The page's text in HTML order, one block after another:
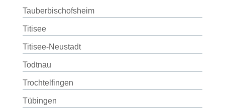
Tauberbischofsheim
Titisee
Titisee-Neustadt
Todtnau
Trochtelfingen
Tübingen